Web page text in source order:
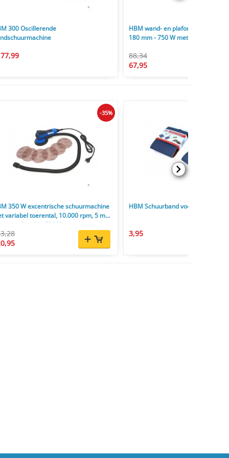
300 Oscillerende
HBM wand- en
180 mm - 750 W met LED lamp
88,34
67,95
350 W excentrische schuurmachine
variabel toerental, 10.000 rpm, 5 mm
slag, 230 V
-35%
HBM Schuurband voor
3,95